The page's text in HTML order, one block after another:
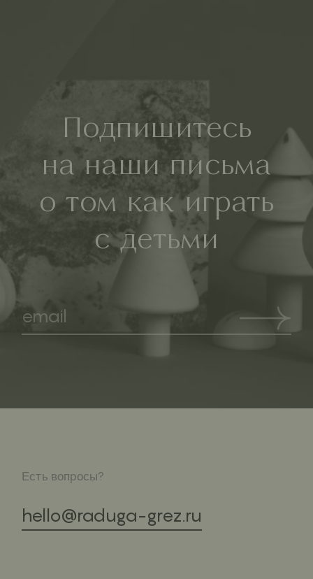
Подпишитесь
на наши письма
о том как играть
с детьми
Есть вопросы?
hello@raduga-grez.ru